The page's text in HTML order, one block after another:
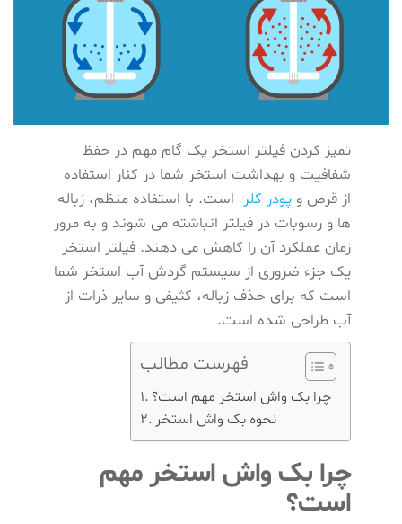
تمیز کردن فیلتر استخر یک گام مهم در حفظ
شفافیت و بهداشت استخر شما در کنار استفاده
از قرص و پودر کلر
است. با استفاده منظم، زباله
ها و رسوبات در فیلتر انباشته می شوند و به مرور
زمان عملکرد آن را کاهش می دهند. فیلتر استخر
یک جزء ضروری از سیستم گردش آب استخر شما
است که برای حذف زباله، کثیفی و سایر ذرات از
آب طراحی شده است.
فهرست مطالب
چرا بک واش استخر مهم است؟
نحوه بک واش استخر
چرا بک واش استخر مهم
است؟